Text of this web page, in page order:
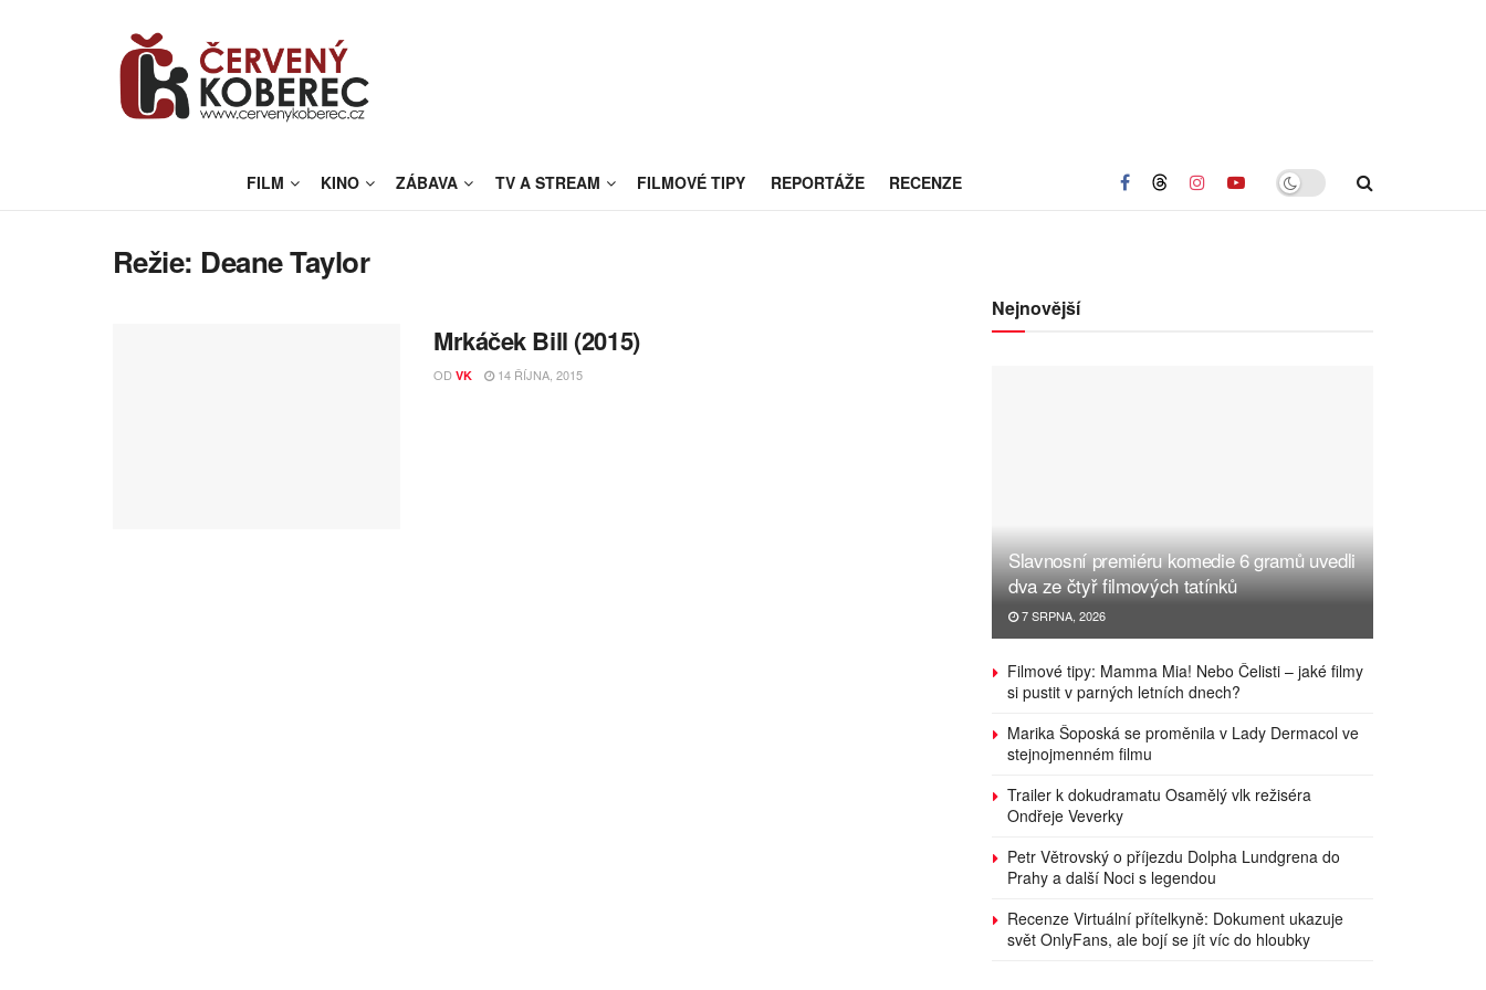
FILM KINO ZÁBAVA TV A STREAM FILMOVÉ TIPY REPORTÁŽE RECENZE
Režie: Deane Taylor
Mrkáček Bill (2015)
OD VK 14 ŘÍJNA, 2015
Nejnovější
Slavnosní premiéru komedie 6 gramů uvedli
dva ze čtyř filmových tatínků
7 SRPNA, 2026
Filmové tipy: Mamma Mia! Nebo Čelisti – jaké filmy
si pustit v parných letních dnech?
Marika Šoposká se proměnila v Lady Dermacol ve
stejnojmenném filmu
Trailer k dokudramatu Osamělý vlk režiséra
Ondřeje Veverky
Petr Větrovský o příjezdu Dolpha Lundgrena do
Prahy a další Noci s legendou
Recenze Virtuální přítelkyně: Dokument ukazuje
svět OnlyFans, ale bojí se jít víc do hloubky